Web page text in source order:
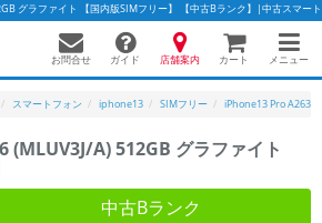
グラファイト 【国内版SIMフリー】 【中古Bランク】|中古スマー
お問合せ ガイド 店舗案内 カート メニュー
スマートフォン iphone13 SIMフリー iPhone13 Pro A2636
A) 512GB グラファイト
中古Bランク
コン検索に切り替える